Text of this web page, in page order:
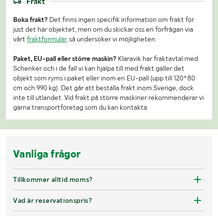
Boka frakt? Det finns ingen specifik information om frakt för
just det här objektet, men om du skickar oss en förfrågan via
vårt fraktformulär, så undersöker vi möjligheten.
Paket, EU-pall eller större maskin? Klaravik har fraktavtal med
Schenker och i de fall vi kan hjälpa till med frakt gäller det
objekt som ryms i paket eller inom en EU-pall (upp till 120*80
cm och 990 kg). Det går att beställa frakt inom Sverige, dock
inte till utlandet. Vid frakt på större maskiner rekommenderar vi
gärna transportföretag som du kan kontakta.
Vanliga frågor
Tillkommer alltid moms?
Vad är reservationspris?